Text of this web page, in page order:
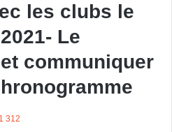
les clubs le
Le
communiquer
1 312